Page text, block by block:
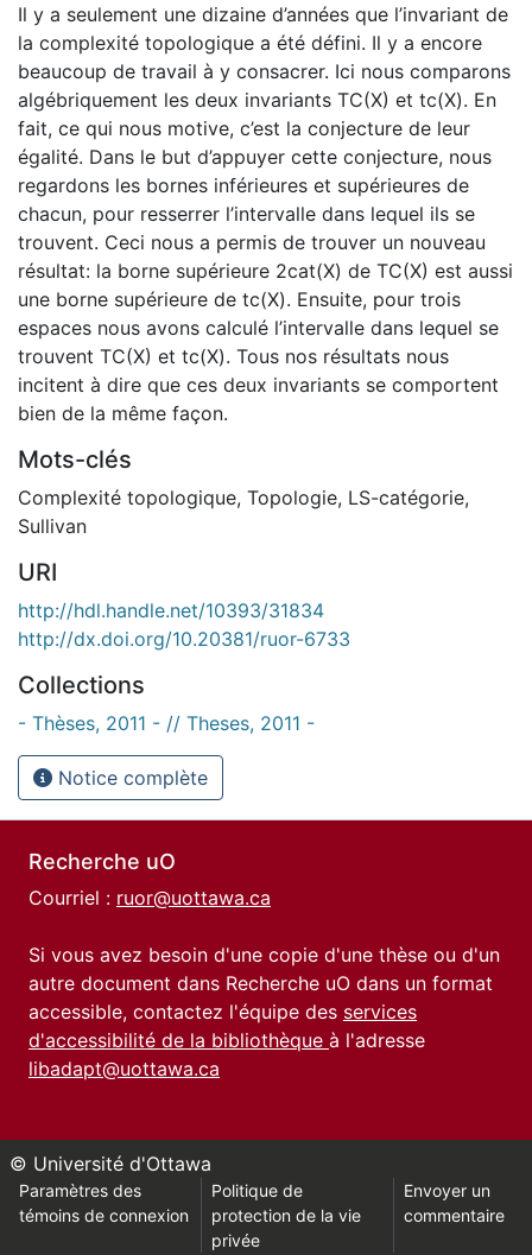
Il y a seulement une dizaine d’années que l’invariant de
la complexité topologique a été défini. Il y a encore
beaucoup de travail à y consacrer. Ici nous comparons
algébriquement les deux invariants TC(X) et tc(X). En
fait, ce qui nous motive, c’est la conjecture de leur
égalité. Dans le but d’appuyer cette conjecture, nous
regardons les bornes inférieures et supérieures de
chacun, pour resserrer l’intervalle dans lequel ils se
trouvent. Ceci nous a permis de trouver un nouveau
résultat: la borne supérieure 2cat(X) de TC(X) est aussi
une borne supérieure de tc(X). Ensuite, pour trois
espaces nous avons calculé l’intervalle dans lequel se
trouvent TC(X) et tc(X). Tous nos résultats nous
incitent à dire que ces deux invariants se comportent
bien de la même façon.
Mots-clés
Complexité topologique, Topologie, LS-catégorie,
Sullivan
URI
http://hdl.handle.net/10393/31834
http://dx.doi.org/10.20381/ruor-6733
Collections
- Thèses, 2011 - // Theses, 2011 -
Notice complète
Recherche uO
Courriel : ruor@uottawa.ca
Si vous avez besoin d'une copie d'une thèse ou d'un
autre document dans Recherche uO dans un format
accessible, contactez l'équipe des services
d'accessibilité de la bibliothèque à l'adresse
libadapt@uottawa.ca
© Université d'Ottawa
Paramètres des
témoins de connexion
Politique de
protection de la vie
privée
Envoyer un
commentaire